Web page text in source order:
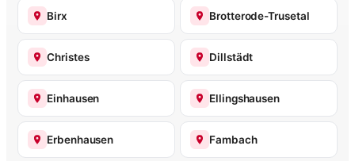
Birx Brotterode-Trusetal
Christes Dillstädt
Einhausen Ellingshausen
Erbenhausen Fambach